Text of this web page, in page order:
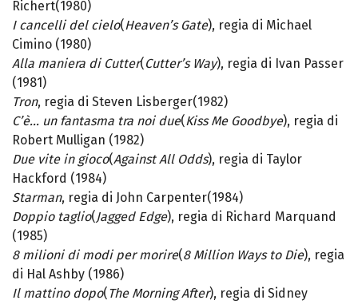
Richert(1980)
I cancelli del cielo(Heaven’s Gate), regia di Michael
Cimino (1980)
Alla maniera di Cutter( Cutter’s Way), regia di Ivan Passer
(1981)
Tron, regia di Steven Lisberger(1982)
C’è… un fantasma tra noi due(Kiss Me Goodbye), regia di
Robert Mulligan (1982)
Due vite in gioco(Against All Odds), regia di Taylor
Hackford (1984)
Starman, regia di John Carpenter(1984)
Doppio taglio(Jagged Edge), regia di Richard Marquand
(1985)
8 milioni di modi per morire(8 Million Ways to Die), regia
di Hal Ashby (1986)
Il mattino dopo( The Morning After), regia di Sidney